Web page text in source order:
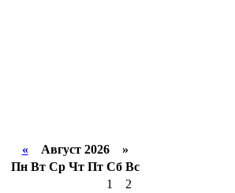
«Август 2026 »
Пн Вт Ср Чт Пт Сб Вс
1
2